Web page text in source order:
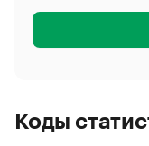
Коды